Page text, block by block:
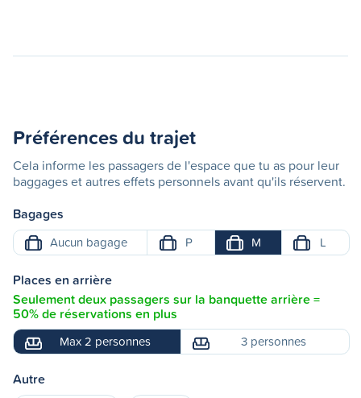
Préférences du trajet
Cela informe les passagers de l'espace que tu as pour leur
baggages et autres effets personnels avant qu'ils réservent.
Bagages
Aucun bagage P M L
Places en arrière
Seulement deux passagers sur la banquette arrière =
50% de réservations en plus
Max 2 personnes 3 personnes
Autre